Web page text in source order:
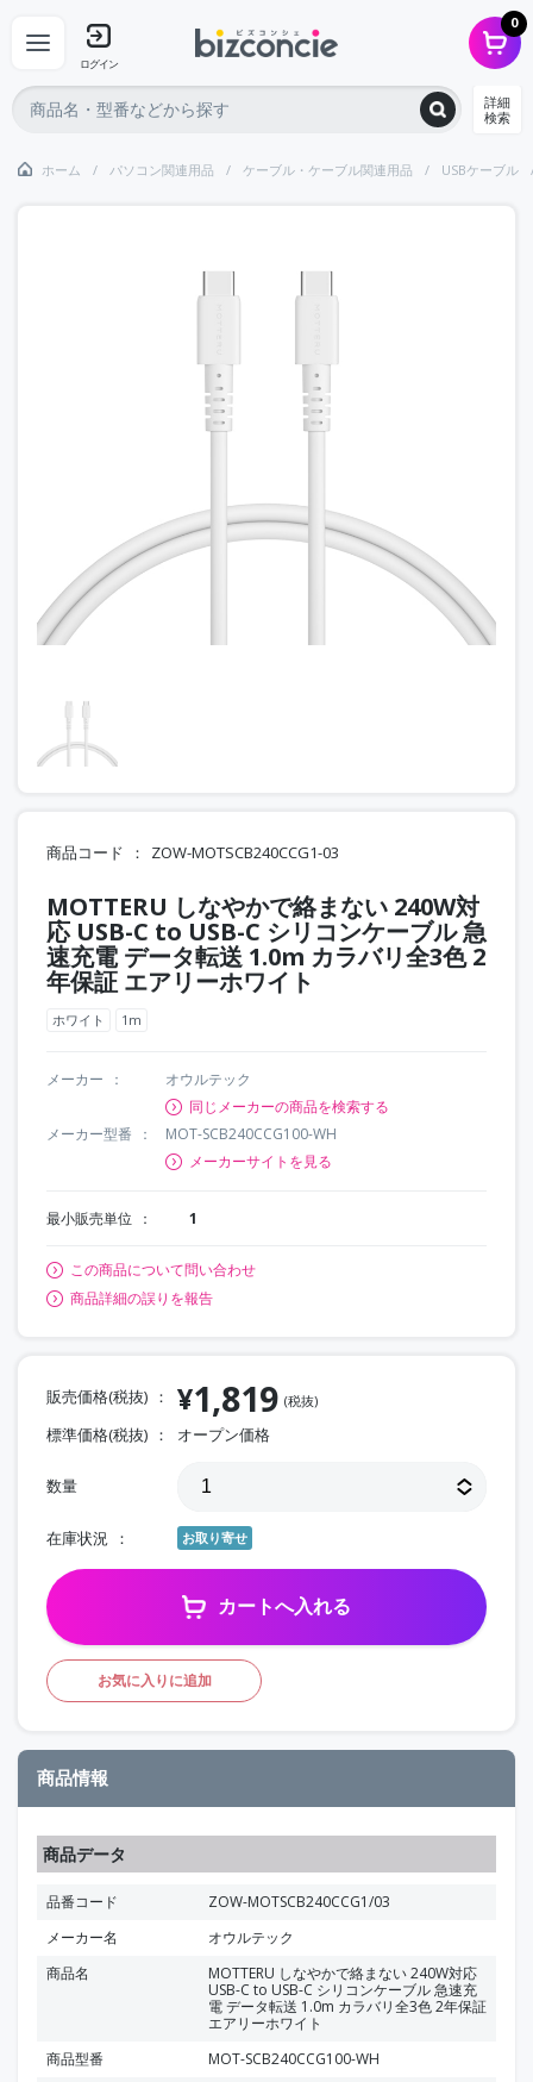
ログイン
0
詳細
検索
ホーム パソコン関連用品 ケーブル・ケーブル関連用品 USBケーブル
商品コード ZOW-MOTSCB240CCG1-03
MOTTERU しなやかで絡まない 240W対
応 USB-C to USB-C シリコンケーブル 急
速充電 データ転送 1.0m カラバリ全3色 2
年保証 エアリーホワイト
ホワイト 1m
メーカー
オウルテック
同じメーカーの商品を検索する
メーカー型番
MOT-SCB240CCG100-WH
メーカーサイトを見る
最小販売単位 1
この商品について問い合わせ
商品詳細の誤りを報告
販売価格(税抜) ¥1,819 (税抜)
標準価格(税抜) オープン価格
数量
在庫状況 お取り寄せ
カートへ入れる
お気に入りに追加
商品情報
商品データ
品番コード
ZOW-MOTSCB240CCG1/03
メーカー名
オウルテック
商品名
MOTTERU しなやかで絡まない 240W対応
USB-C to USB-C シリコンケーブル 急速充
電 データ転送 1.0m カラバリ全3色 2年保証
エアリーホワイト
商品型番
MOT-SCB240CCG100-WH